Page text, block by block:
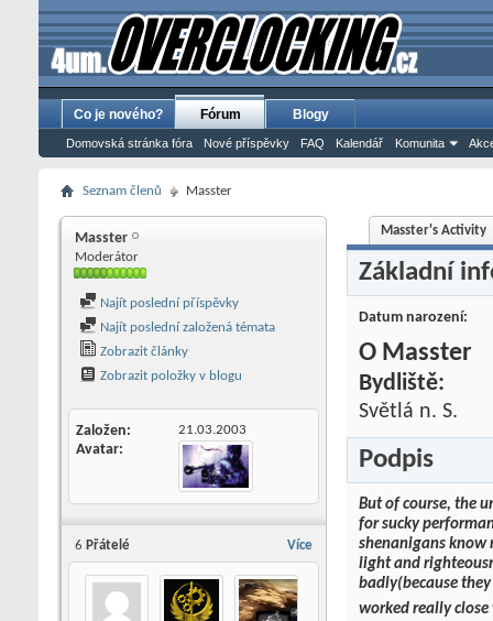
Co je nového? Fórum
Domovská stránka fóra Nové příspěvky FAQ Kalendář Komunita
Blogy
Seznam členů Masster
Masster
Moderátor
Najít poslední příspěvky
Najít poslední založená témata
Zobrazit články
Zobrazit položky v blogu
Založen 21.03.2003
Avatar
Více
6 Přátelé
Masster's Activity
Základní
Datum narození
O Masster
Bydliště:
Světlá n. S.
Podpis
But of course, the
for sucky
shenanigans know
light and
badly(because
worked really